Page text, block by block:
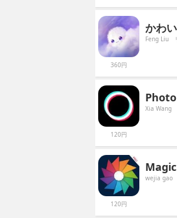
360円
かわ
Feng Liu
120円
Xia Wang
120円
wejia gao